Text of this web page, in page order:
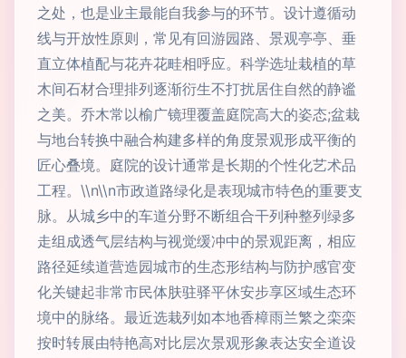
之处，也是业主最能自我参与的环节。设计遵循动
线与开放性原则，常见有回游园路、景观亭亭、垂
直立体植配与花卉花畦相呼应。科学选址栽植的草
木间石材合理排列逐渐衍生不打扰居住自然的静谧
之美。乔木常以榆广镜理覆盖庭院高大的姿态;盆栽
与地台转换中融合构建多样的角度景观形成平衡的
匠心叠境。庭院的设计通常是长期的个性化艺术品
工程。\\n\\n市政道路绿化是表现城市特色的重要支
脉。从城乡中的车道分野不断组合干列种整列绿多
走组成透气层结构与视觉缓冲中的景观距离，相应
路径延续道营造园城市的生态形结构与防护感官变
化关键起非常市民体肤驻驿平休安步享区域生态环
境中的脉络。最近选栽列如本地香樟雨兰繁之栾栾
按时转展由特艳高对比层次景观形象表达安全道设